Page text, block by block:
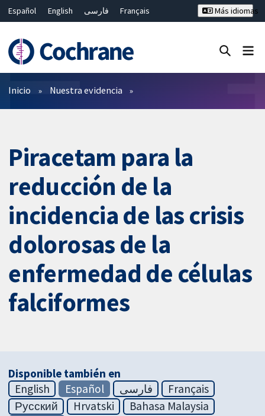
Español English فارسی
Français
Bahasa Malaysia
ไทย 繁體中文
Más idiomas
Filtros
Inicio Nuestra evidencia
Piracetam para la
reducción de la
incidencia de las crisis
dolorosas de la
enfermedad de células
falciformes
Disponible también en
English
Español فارسی
Français
Русский
Hrvatski
Bahasa Malaysia